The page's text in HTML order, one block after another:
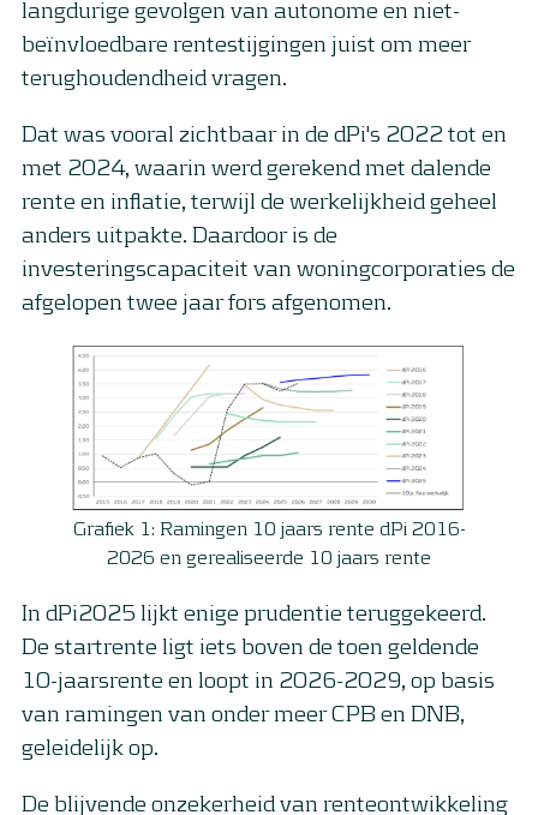
langdurige gevolgen van autonome en niet-
beïnvloedbare rentestijgingen juist om meer
terughoudendheid vragen.
Dat was vooral zichtbaar in de dPi's 2022 tot en
met 2024, waarin werd gerekend met dalende
rente en inflatie, terwijl de werkelijkheid geheel
anders uitpakte. Daardoor is de
investeringscapaciteit van woningcorporaties de
afgelopen twee jaar fors afgenomen.
Grafiek 1: Ramingen 10 jaars rente dPi 2016-
2026 en gerealiseerde 10 jaars rente
In dPi2025 lijkt enige prudentie teruggekeerd.
De startrente ligt iets boven de toen geldende
10-jaarsrente en loopt in 2026-2029, op basis
van ramingen van onder meer CPB en DNB,
geleidelijk op.
De blijvende onzekerheid van renteontwikkeling